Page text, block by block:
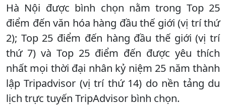
Hà Nội được bình chọn nằm trong Top 25
điểm đến văn hóa hàng đầu thế giới (vị trí thứ
2); Top 25 điểm đến hàng đầu thế giới (vị trí
thứ 7) và Top 25 điểm đến được yêu thích
nhất mọi thời đại nhân kỷ niệm 25 năm thành
lập Tripadvisor (vị trí thứ 14) do nền tảng du
lịch trực tuyến TripAdvisor bình chọn.